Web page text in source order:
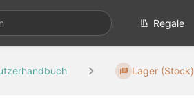
Regale
Lager (Stock)